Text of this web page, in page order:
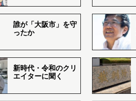
誰が「大阪市」を守
ったか
新時代・令和のクリ
エイターに聞く